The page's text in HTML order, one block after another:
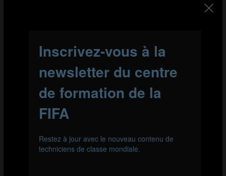
pour favoriser au mieux l’équilibre technique, la
deuxième séquence devra être effectuée dans le
sens inverse.
EXERCICE 1 : RETOURNEMENT, RÉCEPTION
ET PASSE EN PROFONDEUR VERS UN
VITESSE ÉLEVÉE DANS L’AXE